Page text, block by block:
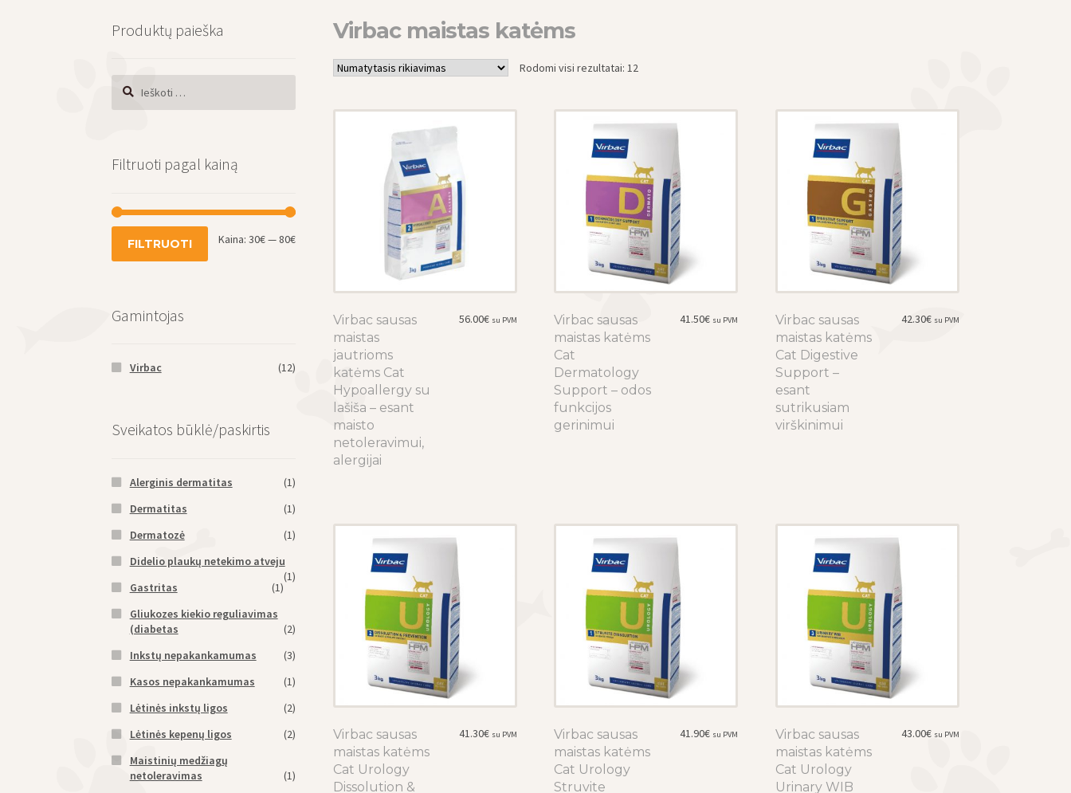
Virbac maistas katėms
Rodomi visi rezultatai: 12
variants.
product
Virbac sausas
maistas
jautrioms
katėms Cat
Hypoallergy su
lašiša – esant
maisto
netoleravimui,
alergijai
56.00€ su PVM
product
variants.
product
Virbac sausas
maistas katėms
Cat
Dermatology
Support – odos
funkcijos
gerinimui
41.50€ su PVM
product
product
Virbac sausas
maistas katėms
Cat Digestive
Support –
esant
sutrikusiam
virškinimui
42.30€ su PVM
product
Virbac sausas
maistas katėms
Cat Urology
Dissolution &
41.30€ su PVM
product
Virbac sausas
maistas katėms
Cat Urology
Struvite
41.90€ su PVM
product
Virbac sausas
maistas katėms
Cat Urology
Urinary WIB
43.00€ su PVM
Produktų paieška
Ieškoti:
Filtruoti pagal kainą
Min
Maks
FILTRUOTI Kaina:30€—80€
Gamintojas
Virbac (12)
Sveikatos būklė/paskirtis
Alerginis dermatitas
(1)
Dermatitas
(1)
Dermatozė
(1)
Didelio plaukų netekimo atveju
(1)
Gastritas
(1)
Gliukozes kiekio reguliavimas
(diabetas
(2)
Inkstų nepakankamumas
(3)
Kasos nepakankamumas
(1)
Lėtinės inkstų ligos
(2)
Lėtinės kepenų ligos
(2)
Maistinių medžiagų
netoleravimas
(1)